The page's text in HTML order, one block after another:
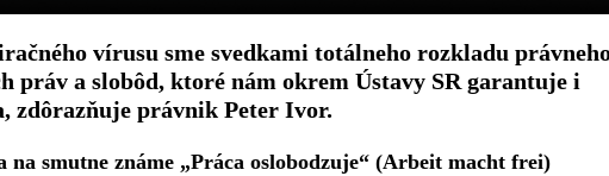
vírusu sme svedkami totálneho rozkladu
práv a slobôd, ktoré nám okrem Ústavy SR garantuje i
zdôrazňuje právnik Peter Ivor.
na smutne známe „Práca oslobodzuje“ (Arbeit macht frei)